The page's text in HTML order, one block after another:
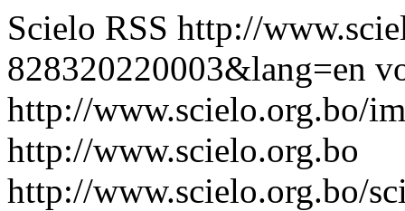
Scielo RSS http://
828320220003&lang=en
http://www.scielo.org.bo/
http://www.scielo.org.bo
http://www.scielo.org.bo/